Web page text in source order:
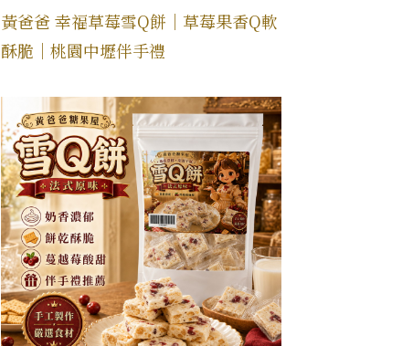
黃爸爸 幸福草莓雪Q餅｜草莓果香Q軟
酥脆｜桃園中壢伴手禮